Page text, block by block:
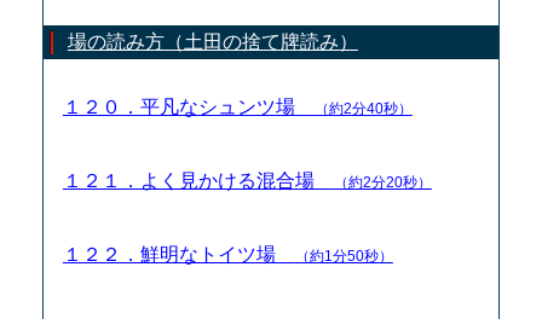
場の読み方（土田の捨て牌読み）
１２０．平凡なシュンツ場 （約2分40秒）
１２１．よく見かける混合場 （約2分20秒）
１２２．鮮明なトイツ場 （約1分50秒）